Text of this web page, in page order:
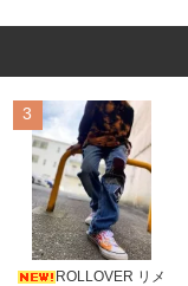
3
ROLLOVER リメ